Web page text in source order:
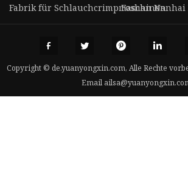
Fabrik für Schlauchcrimpmaschinen
Foshan
Copyright © de.yuanyongxin.com, Alle Rechte
Email